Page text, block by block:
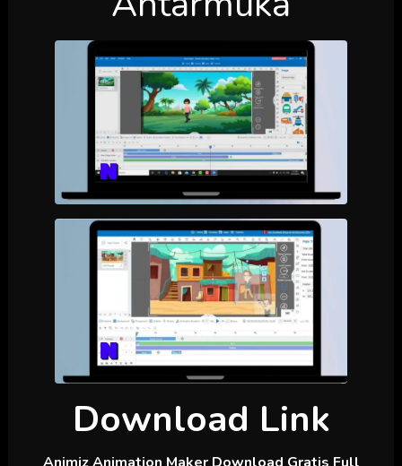
Download Link
Animiz Animation Maker Download Gratis Full